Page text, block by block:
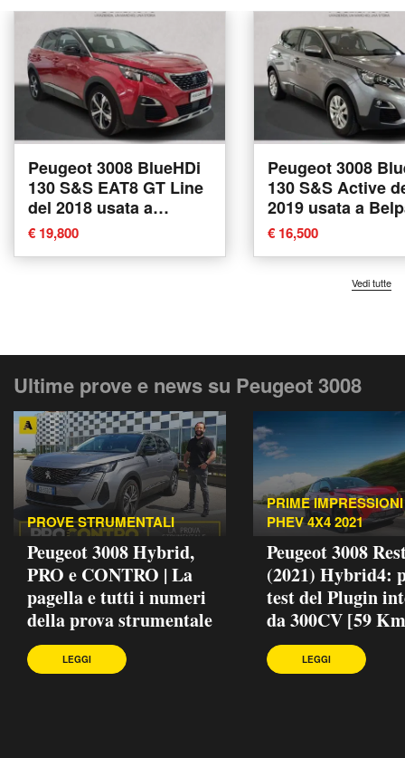
Peugeot 3008 BlueHDi
130 S&S EAT8 GT Line
del 2018 usata a
Belpasso
€ 19,800
Peugeot 3008
130 S&S Active
2019 usata a
€ 16,500
Vedi tutte
Ultime prove e news su Peugeot 3008
PROVE STRUMENTALI
Peugeot 3008 Hybrid,
PRO e CONTRO | La
pagella e tutti i numeri
della prova strumentale
LEGGI
PRIME
PHEV 4X4 2021
Peugeot 3008
(2021) Hybrid4:
test del Plugin
da 300CV [59
LEGGI